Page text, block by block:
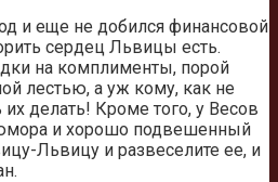
и еще не добился финансовой
сердец Львицы есть.
на комплименты, порой
лестью, а уж кому, как не
делать! Кроме того, у Весов
и хорошо подвешенный
Львицу и развеселите ее, и